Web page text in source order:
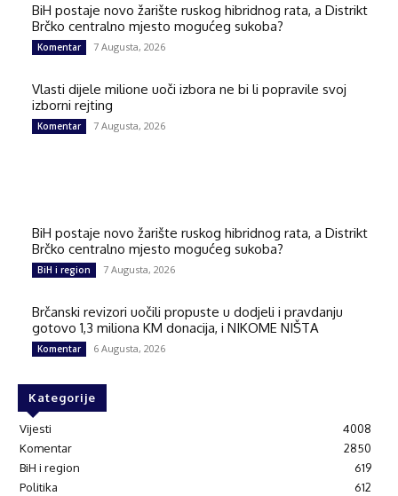
BiH postaje novo žarište ruskog hibridnog rata, a Distrikt
Brčko centralno mjesto mogućeg sukoba?
Komentar 7 Augusta, 2026
Vlasti dijele milione uoči izbora ne bi li popravile svoj
izborni rejting
Komentar 7 Augusta, 2026
BiH postaje novo žarište ruskog hibridnog rata, a Distrikt
Brčko centralno mjesto mogućeg sukoba?
BiH i region 7 Augusta, 2026
Brčanski revizori uočili propuste u dodjeli i pravdanju
gotovo 1,3 miliona KM donacija, i NIKOME NIŠTA
Komentar 6 Augusta, 2026
Kategorije
Vijesti
4008
Komentar
2850
BiH i region
619
Politika
612